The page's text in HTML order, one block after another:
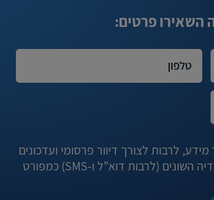
השאירו פרטים:
לרבות לצורך דיוור פרסומי ועדכונים
מניגא וחברות קשורות לה באמצעי המדיה השונים (לרבות דוא"ל ו-SMS) כמפורט